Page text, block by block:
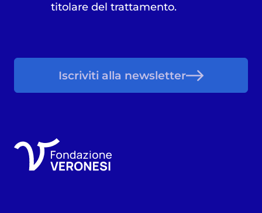
titolare del trattamento.
Iscriviti alla newsletter